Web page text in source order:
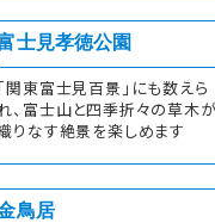
士見孝徳公園
「関東富士見百景」にも数えら
、富士山と四季折々の草木
りなす絶景を楽しめます
鳥居